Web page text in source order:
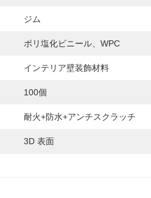
ジム
ポリ塩化ビニール、WPC
インテリア壁装飾材料
100個
耐火+防水+アンチスクラッチ
3D 表面